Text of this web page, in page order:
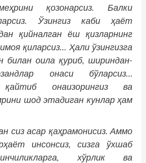
қозонарсиз. Балки
Ўзингиз каби ҳаёт
қийналган ёш қизларнинг
қиларсиз… Ҳали ўзингизга
билан оила қуриб, шириндан-
онаси бўларсиз…
қайтиб онаизорингиз ва
шод этадиган кунлар ҳам
сиз асар қаҳрамонисиз. Аммо
инсонсиз, сизга ўхшаб
хўрлик ва